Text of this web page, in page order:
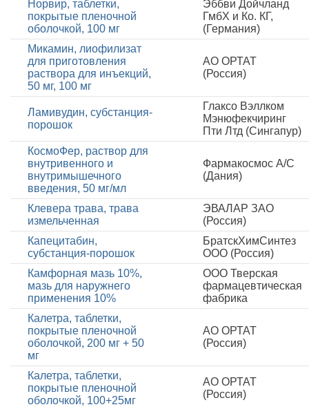
Норвир, таблетки,
покрытые пленочной
оболочкой, 100 мг
Эббви Дойчланд
ГмбХ и Ко. КГ,
(Германия)
Микамин, лиофилизат
для приготовления
раствора для инъекций,
50 мг, 100 мг
АО ОРТАТ
(Россия)
Ламивудин, субстанция-
порошок
Глаксо Вэллком
Мэнюфекчиринг
Пти Лтд (Сингапур)
КосмоФер, раствор для
внутривенного и
внутримышечного
введения, 50 мг/мл
Фармакосмос А/С
(Дания)
Клевера трава, трава
измельченная
ЭВАЛАР ЗАО
(Россия)
Капецитабин,
субстанция-порошок
БратскХимСинтез
ООО (Россия)
Камфорная мазь 10%,
мазь для наружнего
применения 10%
ООО Тверская
фармацевтическая
фабрика
Калетра, таблетки,
покрытые пленочной
оболочкой, 200 мг + 50
мг
АО ОРТАТ
(Россия)
Калетра, таблетки,
покрытые пленочной
оболочкой, 100+25мг
АО ОРТАТ
(Россия)